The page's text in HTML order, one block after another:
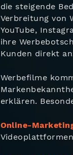
die steigende
Verbreitung von
YouTube,
ihre
Kunden direkt
Werbefilme
erklären.
Online-